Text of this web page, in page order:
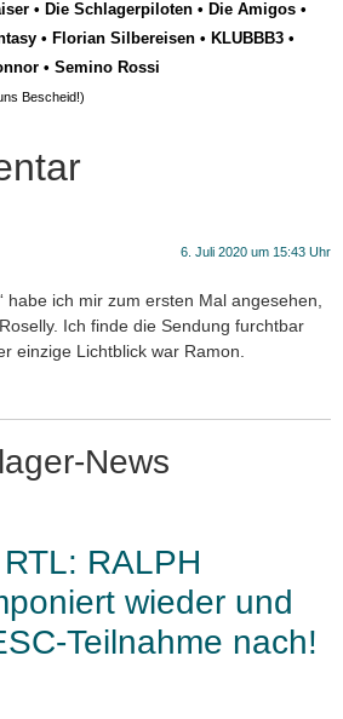
• Die Schlagerpiloten • Die Amigos •
• Florian Silbereisen • KLUBBB3 •
• Semino Rossi
Bescheid!)
6. Juli 2020 um 15:43 Uhr
habe ich mir zum ersten Mal angesehen,
Ich finde die Sendung furchtbar
einzige Lichtblick war Ramon.
News
RALPH
wieder und
Teilnahme nach!